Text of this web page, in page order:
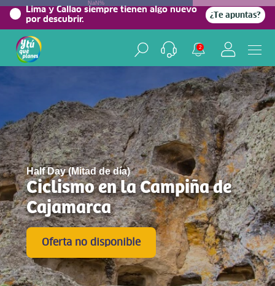
Lima y Callao siempre tienen algo nuevo
por descubrir.
¿Te apuntas?
2
NaN%
Half Day (Mitad de día)
Ciclismo en la Campiña de
Cajamarca
Oferta no disponible